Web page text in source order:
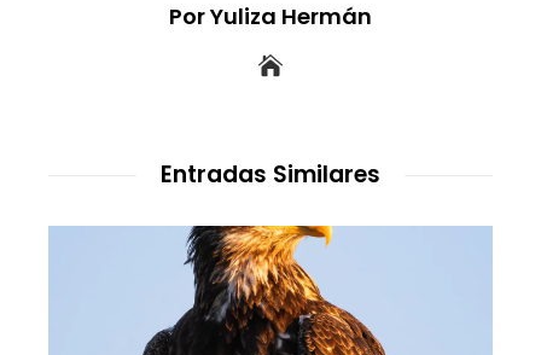
Por Yuliza Hermán
Entradas Similares